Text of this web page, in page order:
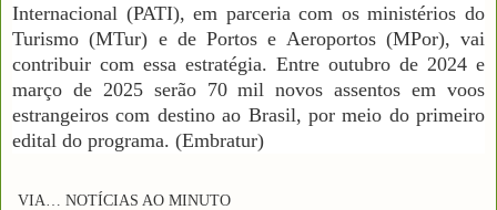
Internacional (PATI), em parceria com os ministérios do
Turismo (MTur) e de Portos e Aeroportos (MPor), vai
contribuir com essa estratégia. Entre outubro de 2024 e
março de 2025 serão 70 mil novos assentos em voos
estrangeiros com destino ao Brasil, por meio do primeiro
edital do programa. (Embratur)
VIA… NOTÍCIAS AO MINUTO